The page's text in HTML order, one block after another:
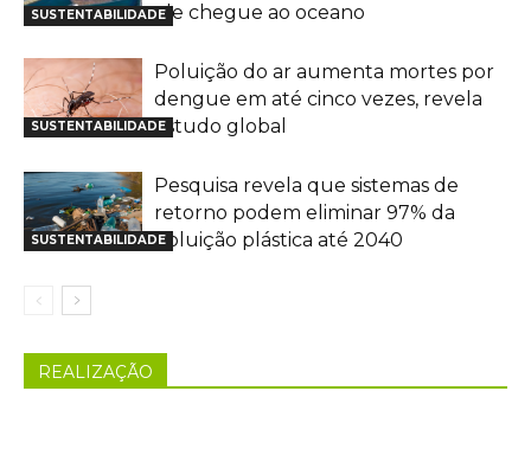
SUSTENTABILIDADEele chegue ao oceano
SUSTENTABILIDADE
Poluição do ar aumenta mortes por
dengue em até cinco vezes, revela
estudo global
SUSTENTABILIDADE
Pesquisa revela que sistemas de
retorno podem eliminar 97% da
poluição plástica até 2040
REALIZAÇÃO